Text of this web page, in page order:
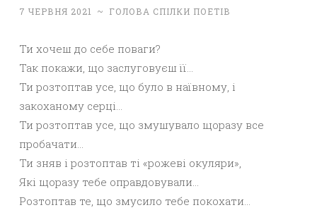
7 ЧЕРВНЯ 2021 ~ ГОЛОВА СПІЛКИ ПОЕТІВ
Ти хочеш до себе поваги?
Так покажи, що заслуговуєш її…
Ти розтоптав усе, що було в наївному, і
закоханому серці…
Ти розтоптав усе, що змушувало щоразу все
пробачати…
Ти зняв і розтоптав ті «рожеві окуляри»,
Які щоразу тебе оправдовували…
Розтоптав те, що змусило тебе покохати…